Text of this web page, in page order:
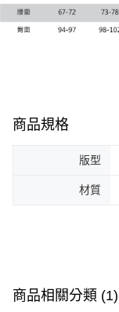
商品規格
版型
材質
商品相關分類 (1)